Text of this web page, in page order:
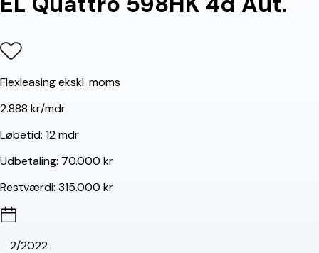
Flexleasing ekskl. moms
2.888 kr/mdr
Løbetid: 12 mdr
Udbetaling: 70.000 kr
Restværdi: 315.000 kr
2/2022